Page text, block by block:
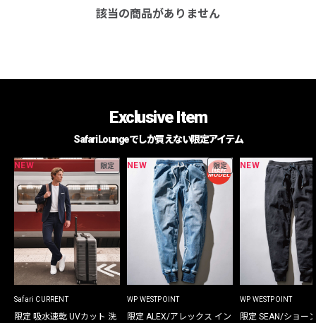
該当の商品がありません
Exclusive Item
Safari Loungeでしか買えない限定アイテム
NEW 限定
Safari CURRENT
限定 吸水速乾 UVカット 洗
NEW 限定
WP WESTPOINT
限定 ALEX/アレックス イン
NEW
WP WESTPOINT
限定 SEAN/ショー